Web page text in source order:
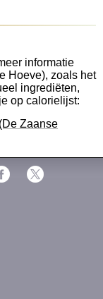
informatie
Hoeve), zoals het
ingrediëten,
op calorielijst:
Zaanse